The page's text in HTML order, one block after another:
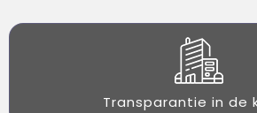
Transparantie in de